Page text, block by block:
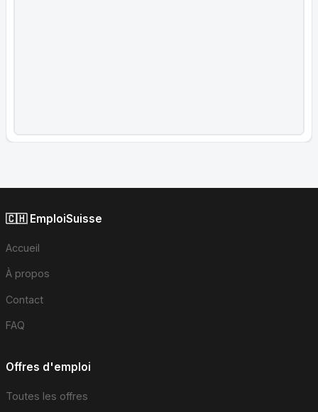
🇨🇭 EmploiSuisse
Accueil
À propos
Contact
FAQ
Offres d'emploi
Toutes les offres